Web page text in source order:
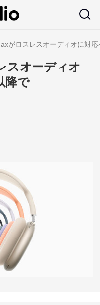
がロスレスオーディオに対
スオーディオ
降で